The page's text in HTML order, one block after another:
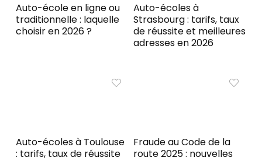
Auto-école en ligne ou
traditionnelle : laquelle
choisir en 2026 ?
Auto-écoles à
Strasbourg : tarifs, taux
de réussite et meilleures
adresses en 2026
Auto-écoles à Toulouse
: tarifs, taux de réussite
Fraude au Code de la
route 2025 : nouvelles